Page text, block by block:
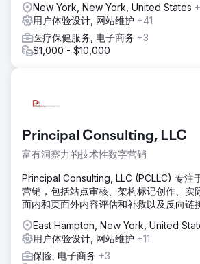
New York, New York, United States
用户体验设计, 网站维护 +41
医疗保健服务, 电子商务 +3
$1,000 - $10,000
Principal Consulting, LLC
富有洞察力的技术性数字营销
Principal Consulting, LLC (PCLLC) 专注
营销，包括站点审核、架构标记创作、实
面内和页面外内容评估和补救以及反向链
East Hampton, New York, United
用户体验设计, 网站维护 +11
保险, 电子商务 +3